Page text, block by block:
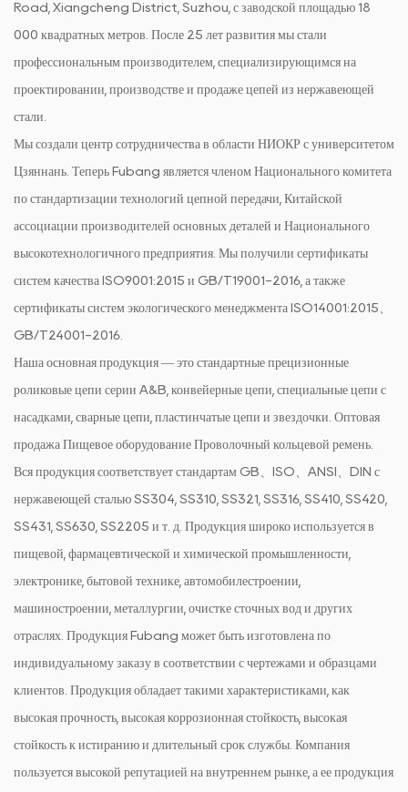
Road, Xiangcheng District, Suzhou, с заводской площадью 18
000 квадратных метров. После 25 лет развития мы стали
профессиональным производителем, специализирующимся на
проектировании, производстве и продаже цепей из нержавеющей
стали.
Мы создали центр сотрудничества в области НИОКР с университетом
Цзяннань. Теперь Fubang является членом Национального комитета
по стандартизации технологий цепной передачи, Китайской
ассоциации производителей основных деталей и Национального
высокотехнологичного предприятия. Мы получили сертификаты
систем качества ISO9001:2015 и GB/T19001-2016, а также
сертификаты систем экологического менеджмента ISO14001:2015、
GB/T24001-2016.
Наша основная продукция — это стандартные прецизионные
роликовые цепи серии A&B, конвейерные цепи, специальные цепи с
насадками, сварные цепи, пластинчатые цепи и звездочки. Оптовая
продажа Пищевое оборудование Проволочный кольцевой ремень
Вся продукция соответствует стандартам GB、ISO、ANSI、DIN с
нержавеющей сталью SS304, SS310, SS321, SS316, SS410, SS420,
SS431, SS630, SS2205 и т. д. Продукция широко используется в
пищевой, фармацевтической и химической промышленности,
электронике, бытовой технике, автомобилестроении,
машиностроении, металлургии, очистке сточных вод и других
отраслях. Продукция Fubang может быть изготовлена ​​по
индивидуальному заказу в соответствии с чертежами и образцами
клиентов. Продукция обладает такими характеристиками, как
высокая прочность, высокая коррозионная стойкость, высокая
стойкость к истиранию и длительный срок службы. Компания
пользуется высокой репутацией на внутреннем рынке, а ее продукция